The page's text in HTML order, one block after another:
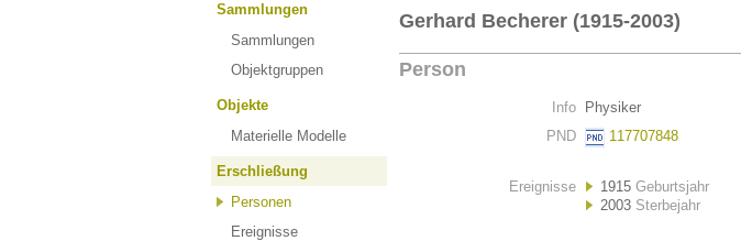
Sammlungen
Sammlungen
Objektgruppen
Objekte
Materielle Modelle
Erschließung
Personen
Ereignisse
Gerhard Becherer (1915-2003)
Person
Info
Physiker
PND
117707848
Ereignisse 1915 Geburtsjahr
2003 Sterbejahr